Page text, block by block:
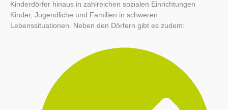
Kinderdörfer hinaus in zahlreichen sozialen Einrichtungen
Kinder, Jugendliche und Familien in schweren
Lebenssituationen. Neben den Dörfern gibt es zudem: